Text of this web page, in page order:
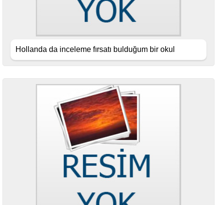
Hollanda da inceleme fırsatı bulduğum bir okul